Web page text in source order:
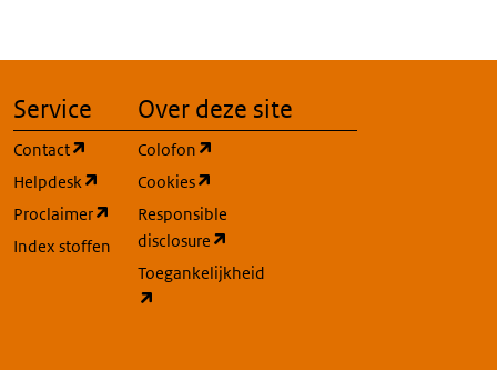
Service
Contact
(opent in een nieuw tabblad)
Helpdesk
(opent in een nieuw tabblad)
Proclaimer
(opent in een nieuw tabblad)
Index stoffen
Over deze site
Colofon
Cookies
Responsible
disclosure
Toegankelijkheid